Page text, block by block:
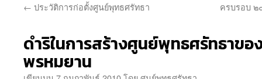
← ประวัติการก่อตั้งศูนย์พุทธศรัทธา ครบรอบ ๒
ดำริในการสร้างศูนย์พุทธศรัทธาขอ
พรหมยาน